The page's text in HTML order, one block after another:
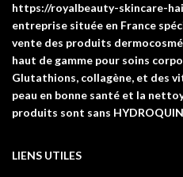
https://royalbeauty-skincare-
entreprise située en France
vente des produits
haut de gamme pour soins
Glutathions, collagène, et des
peau en bonne santé et la
produits sont sans
LIENS UTILES